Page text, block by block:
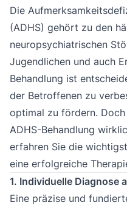
Die
(ADHS) gehört zu den
neuropsychiatrischen
Jugendlichen und auch
Behandlung ist
der Betroffenen zu
optimal zu fördern.
ADHS-Behandlung
erfahren Sie die
eine erfolgreiche
1. Individuelle Diagnose
Eine präzise und